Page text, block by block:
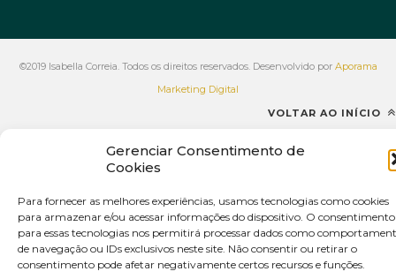
Gerenciar Consentimento de
Cookies
Para fornecer as melhores experiências, usamos tecnologias como cookies
para armazenar e/ou acessar informações do dispositivo. O consentimento
para essas tecnologias nos permitirá processar dados como
de navegação ou IDs exclusivos neste site. Não consentir ou retirar o
consentimento pode afetar negativamente certos recursos e funções.
©2019 Isabella Correia. Todos os direitos reservados. Desenvolvido por Aporama
Marketing Digital
VOLTAR AO INÍCIO